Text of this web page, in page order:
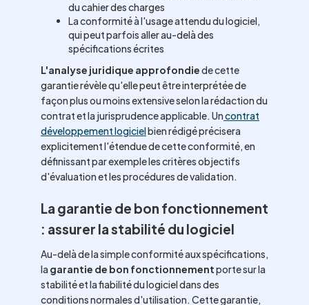
du cahier des charges
La conformité à l'usage attendu du logiciel,
qui peut parfois aller au-delà des
spécifications écrites
L'analyse juridique approfondiede cette
garantie révèle qu'elle peut être interprétée de
façon plus ou moins extensive selon la rédaction du
contrat et la jurisprudence applicable. Uncontrat
développement logicielbien rédigé précisera
explicitement l'étendue de cette conformité, en
définissant par exemple les critères objectifs
d'évaluation et les procédures de validation.
La garantie de bon fonctionnement
: assurer la stabilité du logiciel
Au-delà de la simple conformité aux spécifications,
la garantie de bon fonctionnementporte sur la
stabilité et la fiabilité du logiciel dans des
conditions normales d'utilisation. Cette garantie,